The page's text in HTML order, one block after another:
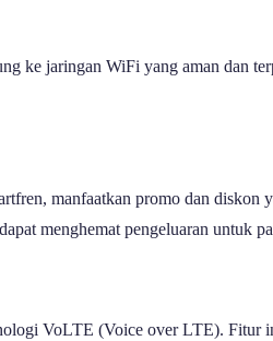
ke jaringan WiFi yang aman dan
manfaatkan promo dan diskon
menghemat pengeluaran untuk
VoLTE (Voice over LTE). Fitur